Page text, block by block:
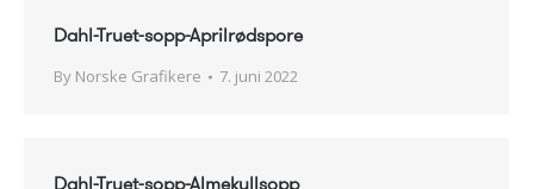
Dahl-Truet-sopp-Aprilrødspore
By Norske Grafikere 7. juni 2022